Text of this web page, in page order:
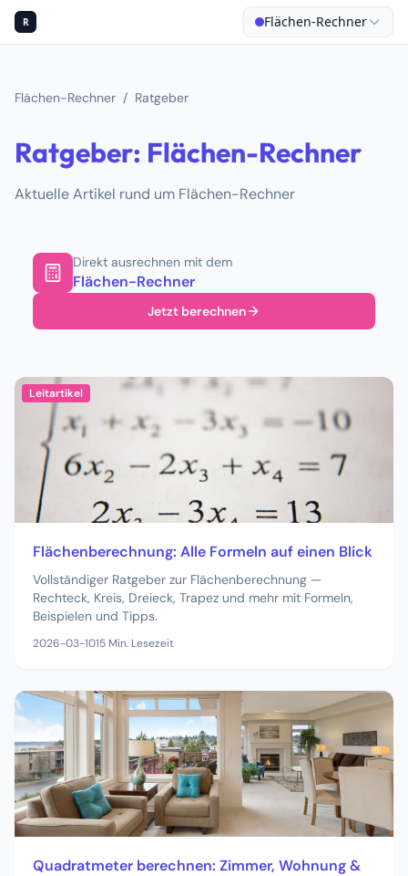
R Flächen-Rechner
Flächen-Rechner / Ratgeber
Ratgeber: Flächen-Rechner
Aktuelle Artikel rund um Flächen-Rechner
Direkt ausrechnen mit dem
Flächen-Rechner
Jetzt berechnen
Leitartikel
Flächenberechnung: Alle Formeln auf einen Blick
Vollständiger Ratgeber zur Flächenberechnung —
Rechteck, Kreis, Dreieck, Trapez und mehr mit Formeln,
Beispielen und Tipps.
2026-03-1015 Min. Lesezeit
Quadratmeter berechnen: Zimmer, Wohnung &